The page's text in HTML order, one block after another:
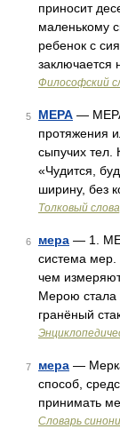
приносит
маленькому
ребенок с
заключается
Философский
5 МЕРА —
протяжения
сыпучих тел.
«Чудится,
ширину, без
Толковый
6 мера — 1.
система
чем
Мерою стала
гранёный
7 мера —
способ,
принимать
Словарь